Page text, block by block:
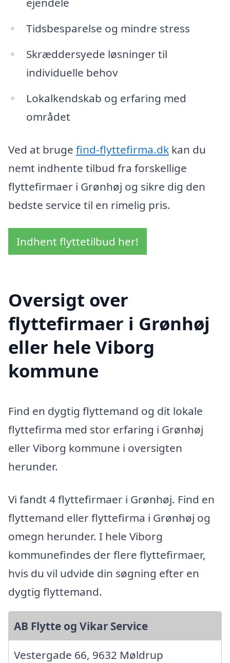
Tidsbesparelse og mindre stress
Skræddersyede løsninger til
individuelle behov
Lokalkendskab og erfaring med
området
Ved at bruge find-flyttefirma.dk kan du
nemt indhente tilbud fra forskellige
flyttefirmaer i Grønhøj og sikre dig den
bedste service til en rimelig pris.
Indhent flyttetilbud her!
Oversigt over
flyttefirmaer i Grønhøj
eller hele Viborg
kommune
Find en dygtig flyttemand og dit lokale
flyttefirma med stor erfaring i Grønhøj
eller Viborg kommune i oversigten
herunder.
Vi fandt 4 flyttefirmaer i Grønhøj. Find en
flyttemand eller flyttefirma i Grønhøj og
omegn herunder. I hele Viborg
kommunefindes der flere flyttefirmaer,
hvis du vil udvide din søgning efter en
dygtig flyttemand.
AB Flytte og Vikar Service
Vestergade 66, 9632 Møldrup